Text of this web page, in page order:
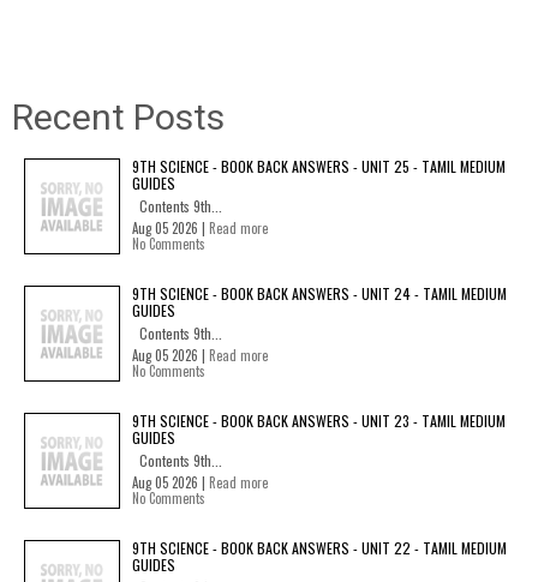
Recent Posts
9TH SCIENCE - BOOK BACK ANSWERS - UNIT 25 - TAMIL MEDIUM
GUIDES
Contents 9th...
Aug 05 2026 | Read more
No Comments
9TH SCIENCE - BOOK BACK ANSWERS - UNIT 24 - TAMIL MEDIUM
GUIDES
Contents 9th...
Aug 05 2026 | Read more
No Comments
9TH SCIENCE - BOOK BACK ANSWERS - UNIT 23 - TAMIL MEDIUM
GUIDES
Contents 9th...
Aug 05 2026 | Read more
No Comments
9TH SCIENCE - BOOK BACK ANSWERS - UNIT 22 - TAMIL MEDIUM
GUIDES